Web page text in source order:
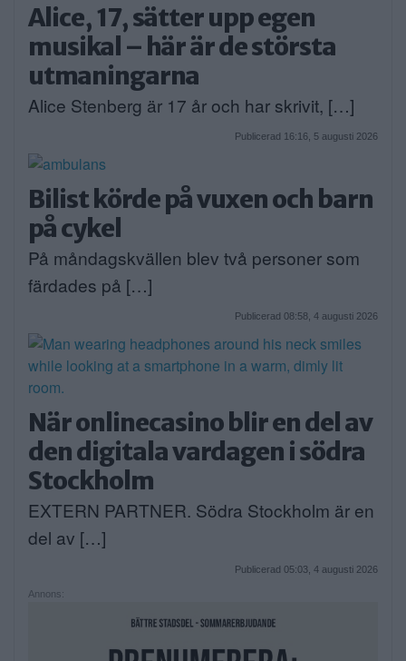
Alice, 17, sätter upp egen
musikal – här är de största
utmaningarna
Alice Stenberg är 17 år och har skrivit, […]
Publicerad 16:16, 5 augusti 2026
Bilist körde på vuxen och barn
på cykel
På måndagskvällen blev två personer som
färdades på […]
Publicerad 08:58, 4 augusti 2026
När onlinecasino blir en del av
den digitala vardagen i södra
Stockholm
EXTERN PARTNER. Södra Stockholm är en
del av […]
Publicerad 05:03, 4 augusti 2026
Annons: